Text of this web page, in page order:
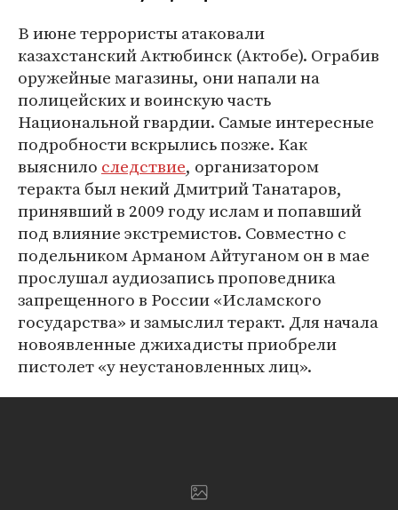
В июне террористы атаковали
казахстанский Актюбинск (Актобе). Ограбив
оружейные магазины, они напали на
полицейских и воинскую часть
Национальной гвардии. Самые интересные
подробности вскрылись позже. Как
выяснило следствие, организатором
теракта был некий Дмитрий Танатаров,
принявший в 2009 году ислам и попавший
под влияние экстремистов. Совместно с
подельником Арманом Айтуганом он в мае
прослушал аудиозапись проповедника
запрещенного в России «Исламского
государства» и замыслил теракт. Для начала
новоявленные джихадисты приобрели
пистолет «у неустановленных лиц».